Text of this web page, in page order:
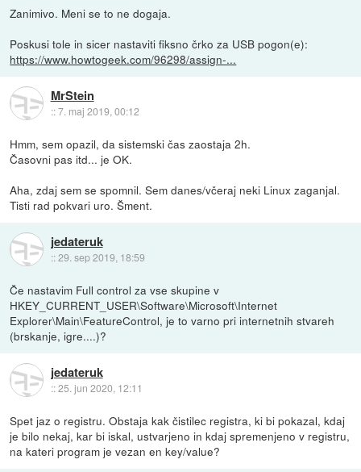
Zanimivo. Meni se to ne dogaja.
Poskusi tole in sicer nastaviti fiksno črko za USB pogon(e):
https://www.howtogeek.com/96298/assign-...
MrStein
::7. maj 2019, 00:12
Hmm, sem opazil, da sistemski čas zaostaja 2h.
Časovni pas itd... je OK.
Aha, zdaj sem se spomnil. Sem danes/včeraj neki Linux zaganjal.
Tisti rad pokvari uro. Šment.
jedateruk
::29. sep 2019, 18:59
Če nastavim Full control za vse skupine v
HKEY_CURRENT_USER\Software\Microsoft\Internet
Explorer\Main\FeatureControl, je to varno pri internetnih stvareh
(brskanje, igre....)?
jedateruk
::25. jun 2020, 12:11
Spet jaz o registru. Obstaja kak čistilec registra, ki bi pokazal, kdaj
je bilo nekaj, kar bi iskal, ustvarjeno in kdaj spremenjeno v registru,
na kateri program je vezan en key/value?